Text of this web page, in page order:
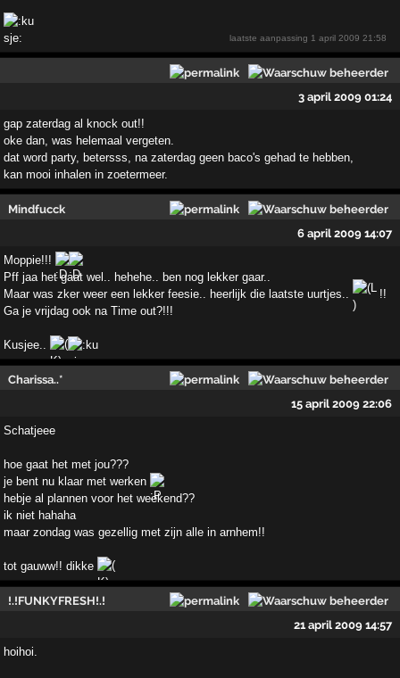
laatste aanpassing 1 april 2009 21:58
3 april 2009 01:24
gap zaterdag al knock out!!
oke dan, was helemaal vergeten.
dat word party, betersss, na zaterdag geen baco's gehad te hebben,
kan mooi inhalen in zoetermeer.
Mindfucck
6 april 2009 14:07
Moppie!!!
Pff jaa het gaat wel.. hehehe.. ben nog lekker gaar..
Maar was zker weer een lekker feesie.. heerlijk die laatste uurtjes..
!!
Ga je vrijdag ook na Time out?!!!
Kusjee..
Charissa..*
15 april 2009 22:06
Schatjeee
hoe gaat het met jou???
je bent nu klaar met werken
hebje al plannen voor het weekend??
ik niet hahaha
maar zondag was gezellig met zijn alle in arnhem!!
tot gauww!! dikke
!.!FUNKYFRESH!.!
21 april 2009 14:57
hoihoi.